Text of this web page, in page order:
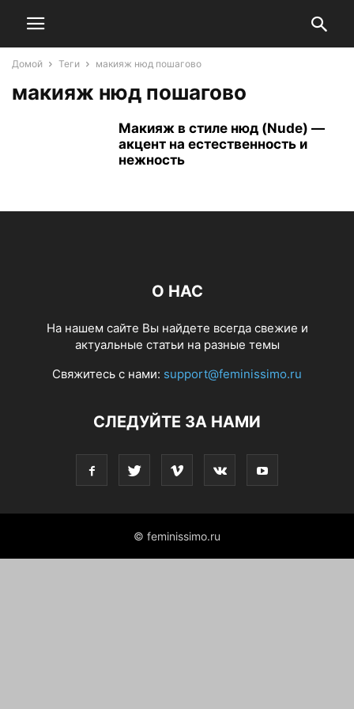
Домой Теги макияж нюд пошагово
макияж нюд пошагово
Макияж в стиле нюд (Nude) —
акцент на естественность и
нежность
О НАС
На нашем сайте Вы найдете всегда свежие и
актуальные статьи на разные темы
Свяжитесь с нами: support@feminissimo.ru
СЛЕДУЙТЕ ЗА НАМИ
© feminissimo.ru